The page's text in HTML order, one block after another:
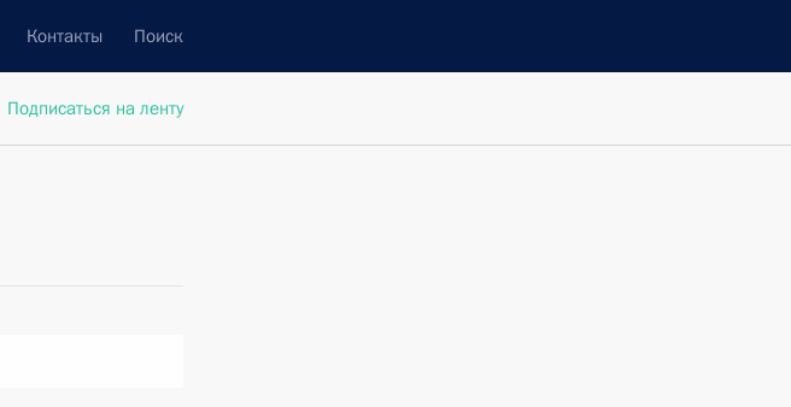
Контакты Поиск
Подписаться на ленту